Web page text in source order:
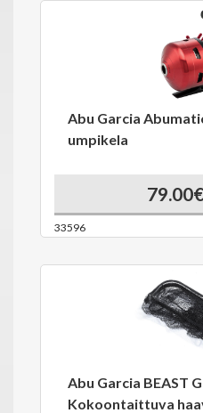
Abu Garcia
umpikela
79.00€
33596
Abu Garcia BEAST
Kokoontaittuva